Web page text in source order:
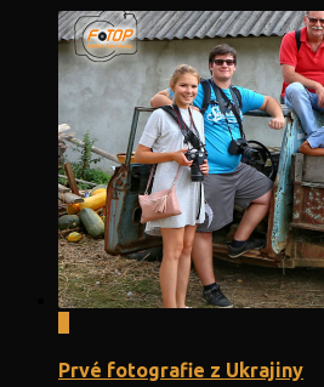
Prvé fotografie z Ukrajiny